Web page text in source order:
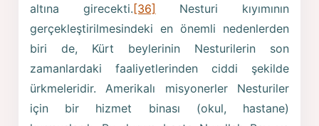
altına girecekti. [36]
Nesturi kıyımının
gerçekleştirilmesindeki en önemli nedenlerden
biri de, Kürt beylerinin Nesturilerin son
zamanlardaki faaliyetlerinden ciddi şekilde
ürkmeleridir. Amerikalı misyonerler Nesturiler
için bir hizmet binası (okul, hastane)